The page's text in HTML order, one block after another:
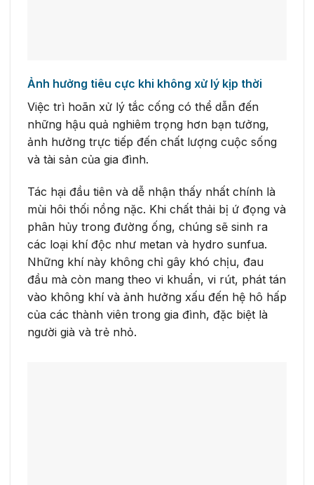
Ảnh hưởng tiêu cực khi không xử lý kịp thời
Việc trì hoãn xử lý tắc cống có thể dẫn đến
những hậu quả nghiêm trọng hơn bạn tưởng,
ảnh hưởng trực tiếp đến chất lượng cuộc sống
và tài sản của gia đình.
Tác hại đầu tiên và dễ nhận thấy nhất chính là
mùi hôi thối nồng nặc. Khi chất thải bị ứ đọng và
phân hủy trong đường ống, chúng sẽ sinh ra
các loại khí độc như metan và hydro sunfua.
Những khí này không chỉ gây khó chịu, đau
đầu mà còn mang theo vi khuẩn, vi rút, phát tán
vào không khí và ảnh hưởng xấu đến hệ hô hấp
của các thành viên trong gia đình, đặc biệt là
người già và trẻ nhỏ.